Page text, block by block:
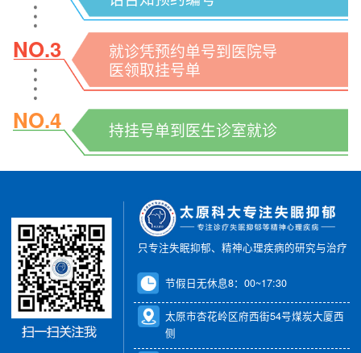
NO.3
就诊凭预约单号到医院导
医领取挂号单
NO.4 持挂号单到医生诊室就诊
只专注失眠抑郁、精神心理疾病的研究与治疗
节假日无休息8：00~17:30
太原市杏花岭区府西街54号煤炭大厦西
侧